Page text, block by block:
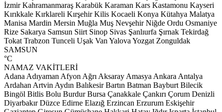
İzmir Kahramanmaraş Karabük Karaman Kars Kastamonu Kayseri
Kırıkkale Kırklareli Kırşehir Kilis Kocaeli Konya Kütahya Malatya
Manisa Mardin Mersin Muğla Muş Nevşehir Niğde Ordu Osmaniye
Rize Sakarya Samsun Siirt Sinop Sivas Şanlıurfa Şırnak Tekirdağ
Tokat Trabzon Tunceli Uşak Van Yalova Yozgat Zonguldak
SAMSUN
°C
NAMAZ VAKİTLERİ
Adana Adıyaman Afyon Ağrı Aksaray Amasya Ankara Antalya
Ardahan Artvin Aydın Balıkesir Bartın Batman Bayburt Bilecik
Bingöl Bitlis Bolu Burdur Bursa Çanakkale Çankırı Çorum Denizli
Diyarbakır Düzce Edirne Elazığ Erzincan Erzurum Eskişehir